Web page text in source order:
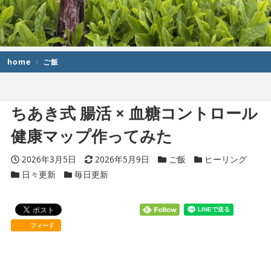
home ご飯
ちあき式 腸活 × 血糖コントロール
健康マップ作ってみた
投稿日
2026年3月5日 更新日
2026年5月9日 カテゴリー
ご飯 カテゴリー
ヒーリング
カテゴリー
日々更新 カテゴリー
毎日更新
フィード